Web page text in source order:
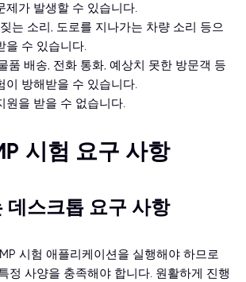
제가 발생할 수 있습니다.
는 소리, 도로를 지나가는 차량 소리 등으
을 수 있습니다.
품 배송, 전화 통화, 예상치 못한 방문객 등
이 방해받을 수 있습니다.
원을 받을 수 없습니다.
시험 요구 사항
데스크톱 요구 사항
시험 애플리케이션을 실행해야 하므로
정 사양을 충족해야 합니다. 원활하게 진행